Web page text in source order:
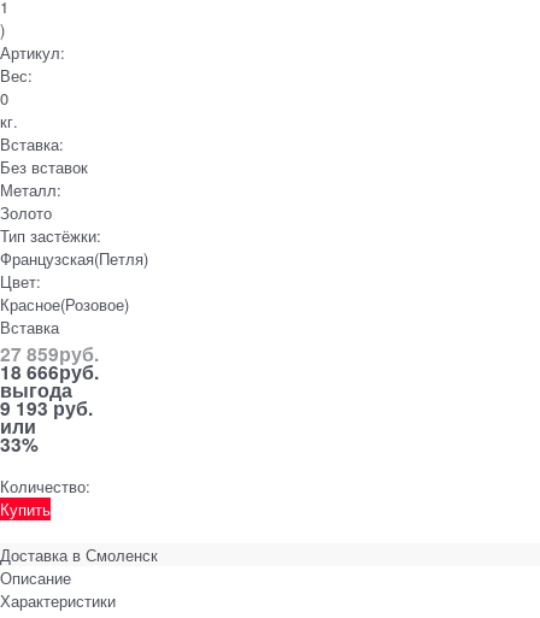
1
)
Артикул:
Вес:
0
кг.
Вставка:
Без вставок
Металл:
Золото
Тип застёжки:
Французская(Петля)
Цвет:
Красное(Розовое)
Вставка
27 859руб.
18 666руб.
выгода
9 193 руб.
или
33%
Количество:
Купить
Доставка в Смоленск
Описание
Характеристики